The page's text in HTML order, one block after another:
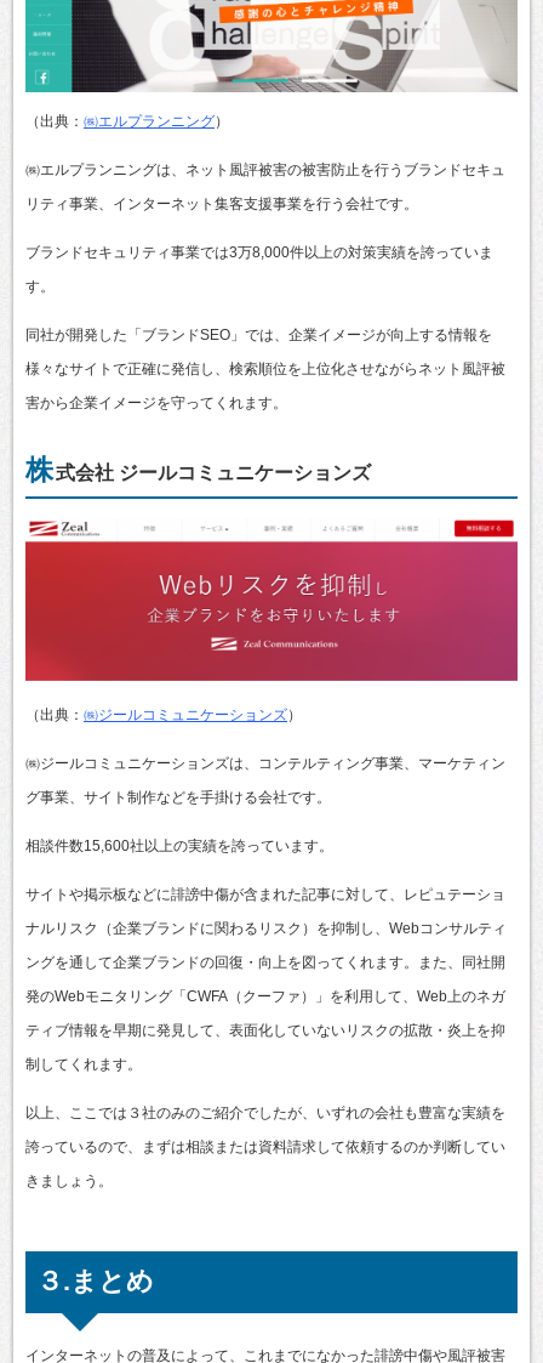
（出典： ㈱エルプランニング）
㈱エルプランニングは、ネット風評被害の被害防止を行うブランドセキュ
リティ事業、インターネット集客支援事業を行う会社です。
ブランドセキュリティ事業では3万8,000件以上の対策実績を誇っていま
す。
同社が開発した「ブランドSEO」では、企業イメージが向上する情報を
様々なサイトで正確に発信し、検索順位を上位化させながらネット風評被
害から企業イメージを守ってくれます。
株式会社 ジールコミュニケーションズ
（出典： ㈱ジールコミュニケーションズ）
㈱ジールコミュニケーションズは、コンテルティング事業、マーケティン
グ事業、サイト制作などを手掛ける会社です。
相談件数15,600社以上の実績を誇っています。
サイトや掲示板などに誹謗中傷が含まれた記事に対して、レピュテーショ
ナルリスク（企業ブランドに関わるリスク）を抑制し、Webコンサルティ
ングを通して企業ブランドの回復・向上を図ってくれます。また、同社開
発のWebモニタリング「CWFA（クーファ）」を利用して、Web上のネガ
ティブ情報を早期に発見して、表面化していないリスクの拡散・炎上を抑
制してくれます。
以上、ここでは３社のみのご紹介でしたが、いずれの会社も豊富な実績を
誇っているので、まずは相談または資料請求して依頼するのか判断してい
きましょう。
３.まとめ
インターネットの普及によって、これまでになかった誹謗中傷や風評被害